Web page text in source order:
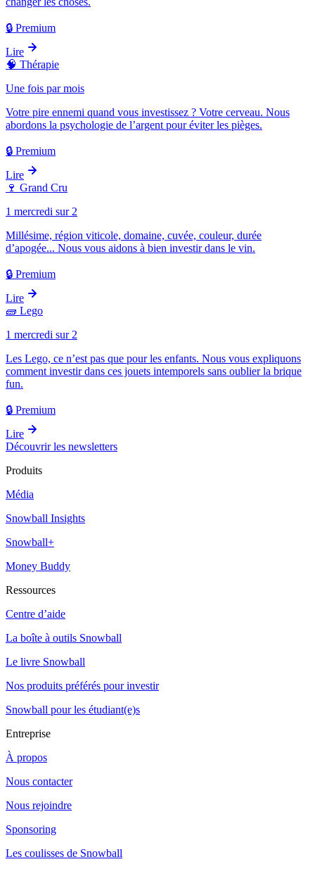
🔒 Premium
Lire
🧠 Thérapie
Une fois par mois
Votre pire ennemi quand vous investissez ? Votre cerveau. Nous
abordons la psychologie de l’argent pour éviter les pièges.
🔒 Premium
Lire
🍷 Grand Cru
1 mercredi sur 2
Millésime, région viticole, domaine, cuvée, couleur, durée
d’apogée... Nous vous aidons à bien investir dans le vin.
🔒 Premium
Lire
🧱 Lego
1 mercredi sur 2
Les Lego, ce n’est pas que pour les enfants. Nous vous expliquons
comment investir dans ces jouets intemporels sans oublier la brique
fun.
🔒 Premium
Lire
Découvrir les newsletters
Produits
Média
Snowball Insights
Snowball+
Money Buddy
Ressources
Centre d’aide
La boîte à outils Snowball
Le livre Snowball
Nos produits préférés pour investir
Snowball pour les étudiant(e)s
Entreprise
À propos
Nous contacter
Nous rejoindre
Sponsoring
Les coulisses de Snowball